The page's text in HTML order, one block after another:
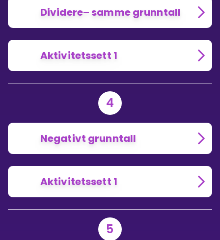
Dividere– samme grunntall
Aktivitetssett 1
4
Negativt grunntall
Aktivitetssett 1
5